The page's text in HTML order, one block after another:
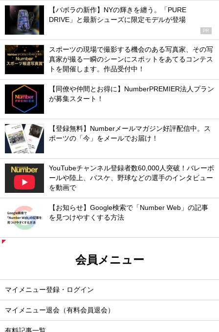
【バボラの新作】NYの輝きを纏う。「PURE
DRIVE」と最新シューズに限定モデルが登場
PR
スポーツの現場で撮影する機会のある写真家、その写
真家が撮る一瞬のシーンにスポットをあてるコンテス
トを開催します。作品受付中！
【同僚や仲間とお得に】NumberPREMIER法人プラン
が募集スタート！
【登録無料】Numberメールマガジン好評配信中。ス
ポーツの「今」をメールでお届け！
YouTubeチャンネル登録者数60,000人突破！バレーボ
ールや陸上、バスケ、野球などの選手のインタビュー
を動画で
【お知らせ】Google検索で「Number Web」の記事
を見つけやすくする方法
会員メニュー
マイメニュー登録・ログイン
マイメニュー退会（有料会員退会）